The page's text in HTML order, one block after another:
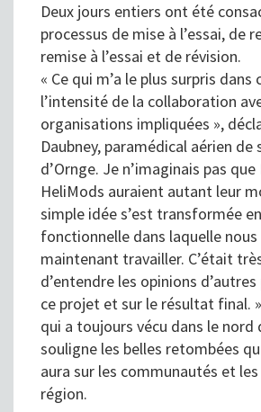
Deux jours entiers ont été
processus de mise à l’essai, de
remise à l’essai et de révision.
« Ce qui m’a le plus surpris dans
l’intensité de la collaboration
organisations impliquées »,
Daubney, paramédical aérien
d’Ornge. Je n’imaginais pas
HeliMods auraient autant leur
simple idée s’est transformée
fonctionnelle dans laquelle nous
maintenant travailler. C’était
d’entendre les opinions
ce projet et sur le résultat final.
qui a toujours vécu dans le nord
souligne les belles retombées
aura sur les communautés et
région.